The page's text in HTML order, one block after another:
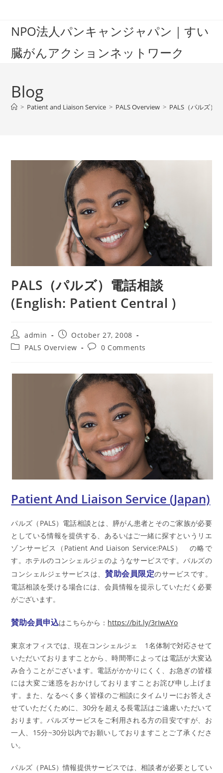
contentNPO法人パンキャンジャパン｜すい
臓がんアクションネットワーク
Blog
> Patient and Liaison Service > PALS Overview > PALS（パルズ）
PALS（パルズ）電話相談
(English: Patient Central )
Post
author:
admin
Post
published:
October 27, 2008
PostPALS Overview
Post0 Comments
Patient And Liaison Service (Japan)
パルズ（PALS）電話相談とは、膵がん患者とそのご家族が必要
としている情報を提供する、あるいはご一緒に探すというリエ
ゾンサービス（Patient And Liaison Service:PALS） の略で
す。ホテルのコンシェルジェのようなサービスです。パルズの
コンシェルジェサービスは、 賛助会員限定のサービスです。
電話相談を受ける場合には、会員情報を提示していただく必要
がございます。
賛助会員申込はこちらから： https://bit.ly/3rIwAYo
東京オフィスでは、現在コンシェルジェ 1名体制で対応させて
いただいておりますことから、時間帯によっては電話が大変込
み合うことがございます。電話がかかりにくく、お急ぎの皆様
には大変ご迷惑をおかけしておりますことお詫び申し上げま
す。また、なるべく多く皆様のご相談にタイムリーにお答えさ
せていただくために、30分を超える長電話はご遠慮いただいて
おります。パルズサービスをご利用される方の目安ですが、お
一人、15分~30分以内でお願いしておりますことご了承くださ
い。
パルズ（PALS）情報提供サービスでは、相談者が必要としてい